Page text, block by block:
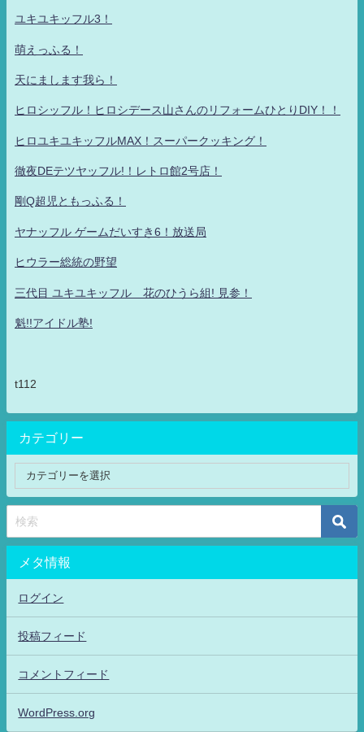
ユキユキッフル3！
萌えっふる！
天にまします我ら！
ヒロシッフル！ヒロシデース山さんのリフォームひとりDIY！！
ヒロユキユキッフルMAX！スーパークッキング！
徹夜DEテツヤッフル!！レトロ館2号店！
剛Q超児ともっふる！
ヤナッフル ゲームだいすき6！放送局
ヒウラー総統の野望
三代目 ユキユキッフル 花のひうら組! 見参！
魁!!アイドル塾!
t112
カテゴリー
メタ情報
ログイン
投稿フィード
コメントフィード
WordPress.org